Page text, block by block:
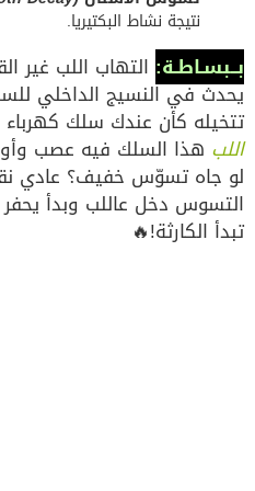
نتيجة نشاط البكتيريا.
بــبسـاطـة: التهاب اللب غير
يحدث في النسيج الداخلي
تتخيله كأن عندك سلك
اللب هذا السلك فيه عصب
لو جاه تسوّس خفيف؟ عادي
التسوس دخل عاللب وبدأ
تبدأ الكارثة!🔥